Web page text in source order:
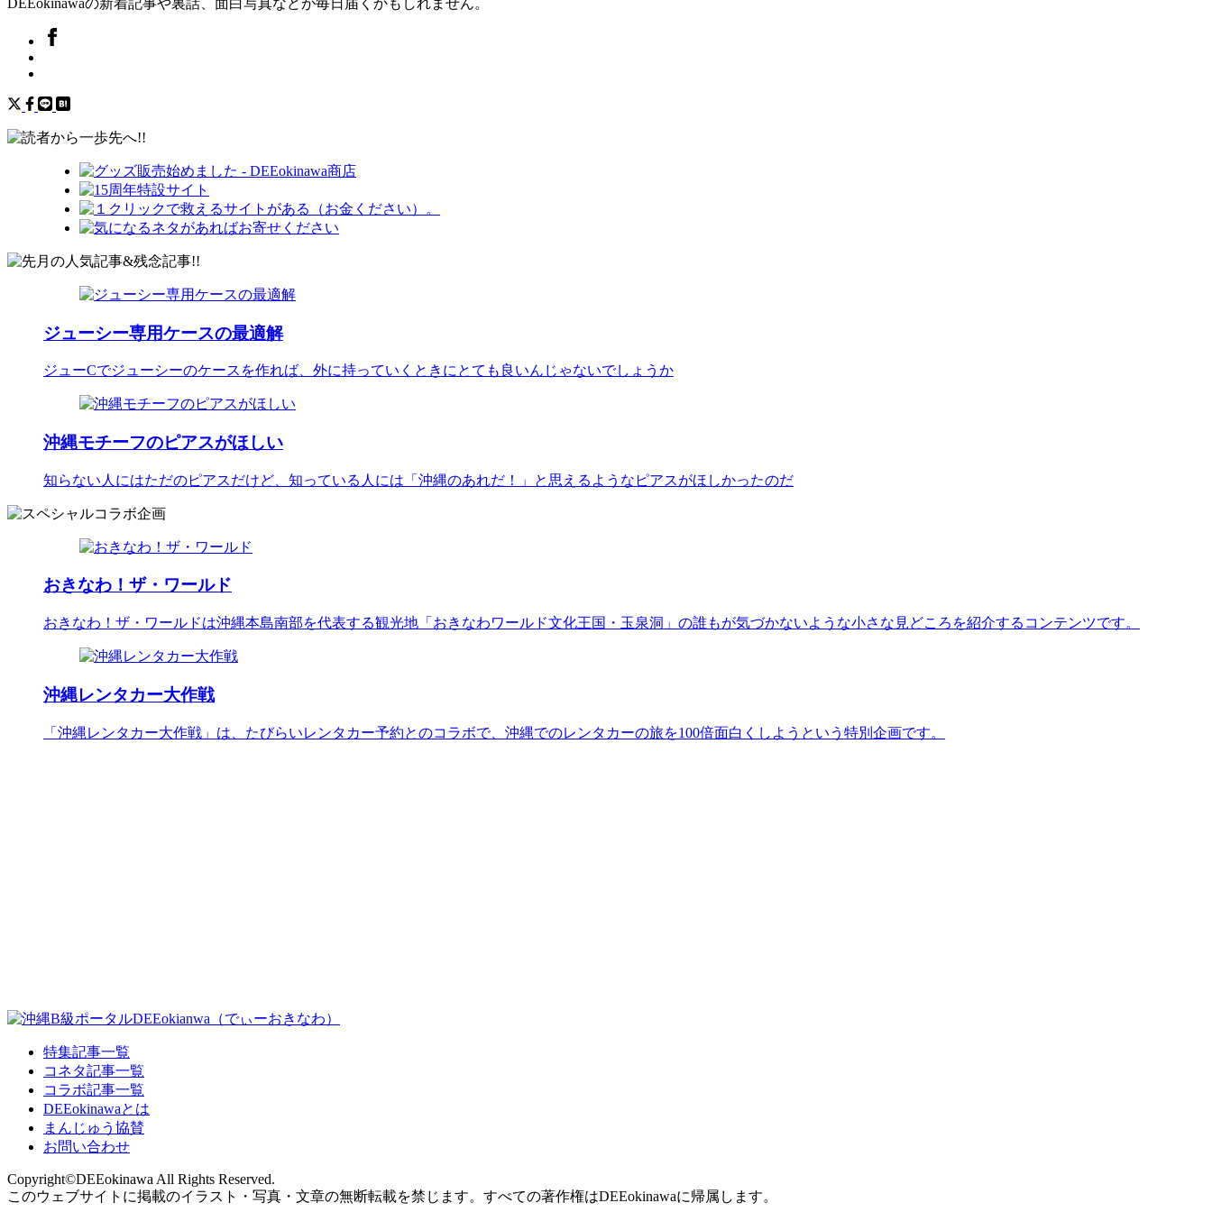
ジューシー専用ケースの最適解
ジューCでジューシーのケースを作れば、外に持っていくときにとても良いんじゃないでしょうか
沖縄モチーフのピアスがほしい
知らない人にはただのピアスだけど、知っている人には「沖縄のあれだ！」と思えるようなピアスがほしかったのだ
おきなわ！ザ・ワールド
おきなわ！ザ・ワールドは沖縄本島南部を代表する観光地「おきなわワールド文化王国・玉泉洞」の誰もが気づかないような小さな見どころを紹介するコンテンツです。
沖縄レンタカー大作戦
「沖縄レンタカー大作戦」は、たびらいレンタカー予約とのコラボで、沖縄でのレンタカーの旅を100倍面白くしようという特別企画です。
特集記事一覧
コネタ記事一覧
コラボ記事一覧
DEEokinawaとは
まんじゅう協賛
お問い合わせ
Copyright©DEEokinawa All Rights Reserved.
このウェブサイトに掲載のイラスト・写真・文章の無断転載を禁じます。すべての著作権はDEEokinawaに帰属します。